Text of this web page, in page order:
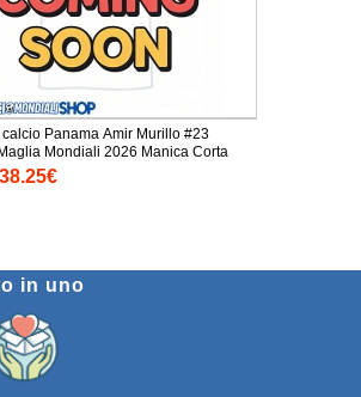
calcio Panama Amir Murillo #23
Seconda Maglia Mondiali 2026 Manica Corta
38.25€
in uno